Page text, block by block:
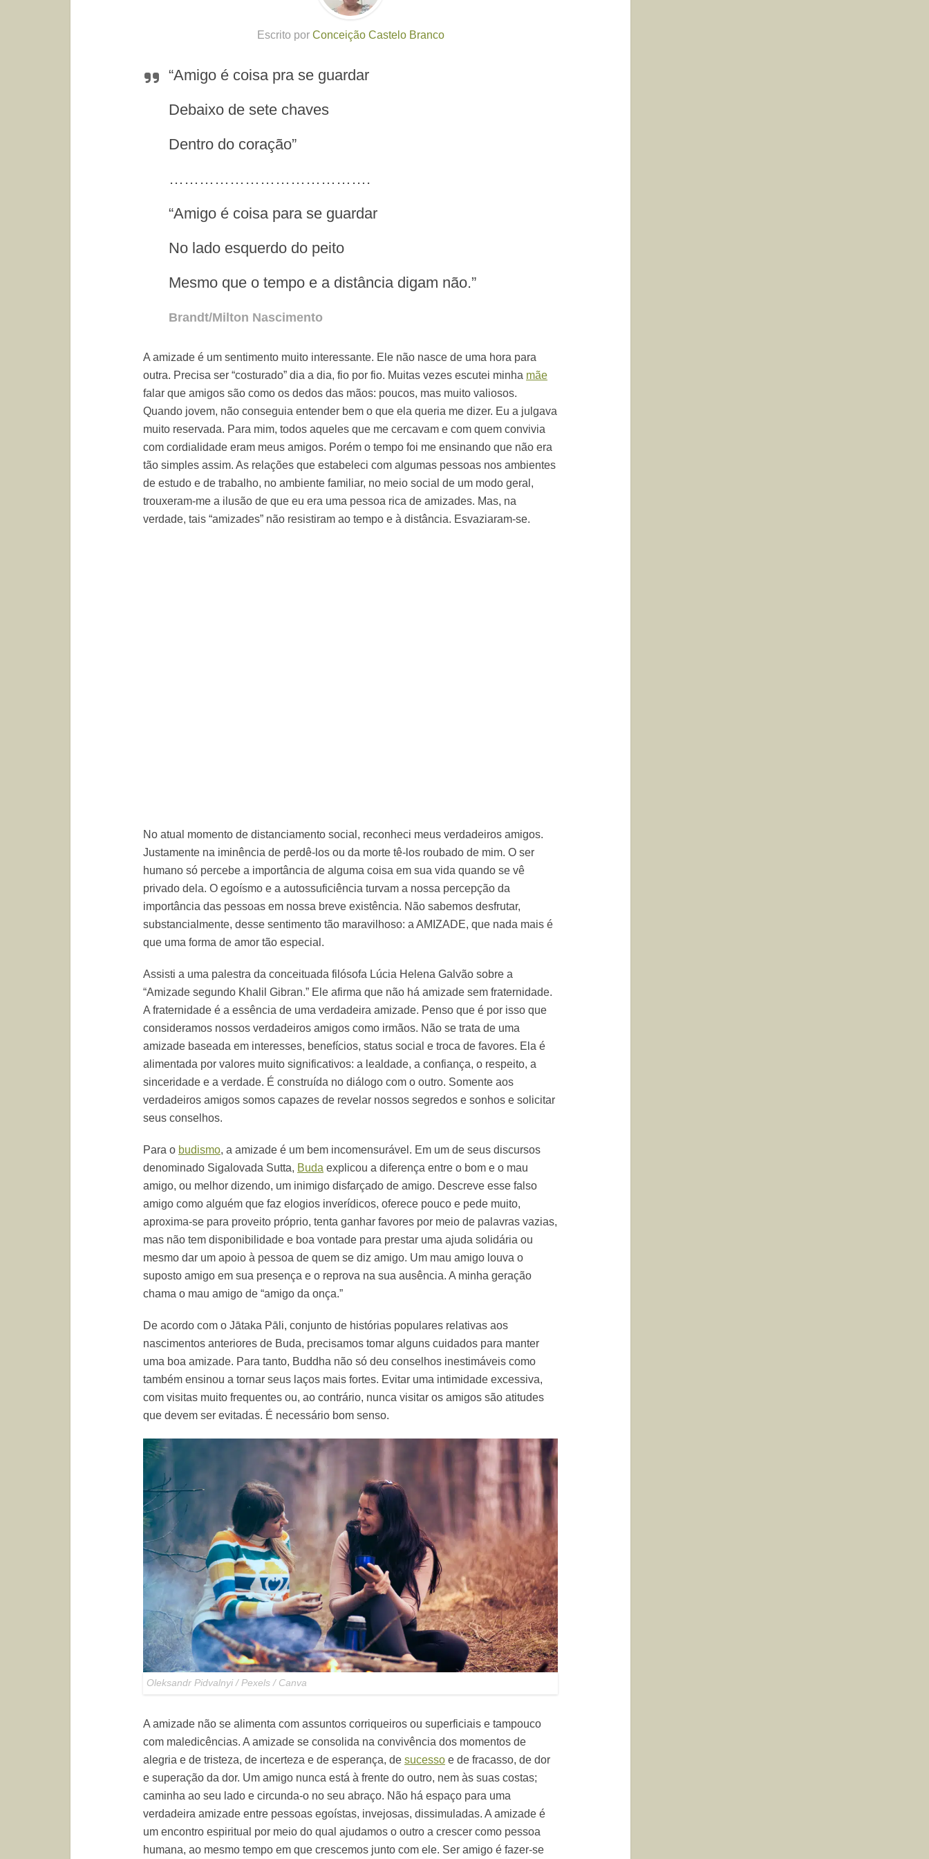
Escrito por Conceição Castelo Branco
“Amigo é coisa pra se guardar
Debaixo de sete chaves
Dentro do coração”
………………………………….
“Amigo é coisa para se guardar
No lado esquerdo do peito
Mesmo que o tempo e a distância digam não.”
Brandt/Milton Nascimento
A amizade é um sentimento muito interessante. Ele não nasce de uma hora para
outra. Precisa ser “costurado” dia a dia, fio por fio. Muitas vezes escutei minha mãe
falar que amigos são como os dedos das mãos: poucos, mas muito valiosos.
Quando jovem, não conseguia entender bem o que ela queria me dizer. Eu a julgava
muito reservada. Para mim, todos aqueles que me cercavam e com quem convivia
com cordialidade eram meus amigos. Porém o tempo foi me ensinando que não era
tão simples assim. As relações que estabeleci com algumas pessoas nos ambientes
de estudo e de trabalho, no ambiente familiar, no meio social de um modo geral,
trouxeram-me a ilusão de que eu era uma pessoa rica de amizades. Mas, na
verdade, tais “amizades” não resistiram ao tempo e à distância. Esvaziaram-se.
No atual momento de distanciamento social, reconheci meus verdadeiros amigos.
Justamente na iminência de perdê-los ou da morte tê-los roubado de mim. O ser
humano só percebe a importância de alguma coisa em sua vida quando se vê
privado dela. O egoísmo e a autossuficiência turvam a nossa percepção da
importância das pessoas em nossa breve existência. Não sabemos desfrutar,
substancialmente, desse sentimento tão maravilhoso: a AMIZADE, que nada mais é
que uma forma de amor tão especial.
Assisti a uma palestra da conceituada filósofa Lúcia Helena Galvão sobre a
“Amizade segundo Khalil Gibran.” Ele afirma que não há amizade sem fraternidade.
A fraternidade é a essência de uma verdadeira amizade. Penso que é por isso que
consideramos nossos verdadeiros amigos como irmãos. Não se trata de uma
amizade baseada em interesses, benefícios, status social e troca de favores. Ela é
alimentada por valores muito significativos: a lealdade, a confiança, o respeito, a
sinceridade e a verdade. É construída no diálogo com o outro. Somente aos
verdadeiros amigos somos capazes de revelar nossos segredos e sonhos e solicitar
seus conselhos.
Para o budismo, a amizade é um bem incomensurável. Em um de seus discursos
denominado Sigalovada Sutta, Buda explicou a diferença entre o bom e o mau
amigo, ou melhor dizendo, um inimigo disfarçado de amigo. Descreve esse falso
amigo como alguém que faz elogios inverídicos, oferece pouco e pede muito,
aproxima-se para proveito próprio, tenta ganhar favores por meio de palavras vazias,
mas não tem disponibilidade e boa vontade para prestar uma ajuda solidária ou
mesmo dar um apoio à pessoa de quem se diz amigo. Um mau amigo louva o
suposto amigo em sua presença e o reprova na sua ausência. A minha geração
chama o mau amigo de “amigo da onça.”
De acordo com o Jātaka Pāli, conjunto de histórias populares relativas aos
nascimentos anteriores de Buda, precisamos tomar alguns cuidados para manter
uma boa amizade. Para tanto, Buddha não só deu conselhos inestimáveis como
também ensinou a tornar seus laços mais fortes. Evitar uma intimidade excessiva,
com visitas muito frequentes ou, ao contrário, nunca visitar os amigos são atitudes
que devem ser evitadas. É necessário bom senso.
Oleksandr Pidvalnyi / Pexels / Canva
A amizade não se alimenta com assuntos corriqueiros ou superficiais e tampouco
com maledicências. A amizade se consolida na convivência dos momentos de
alegria e de tristeza, de incerteza e de esperança, de sucesso e de fracasso, de dor
e superação da dor. Um amigo nunca está à frente do outro, nem às suas costas;
caminha ao seu lado e circunda-o no seu abraço. Não há espaço para uma
verdadeira amizade entre pessoas egoístas, invejosas, dissimuladas. A amizade é
um encontro espiritual por meio do qual ajudamos o outro a crescer como pessoa
humana, ao mesmo tempo em que crescemos junto com ele. Ser amigo é fazer-se